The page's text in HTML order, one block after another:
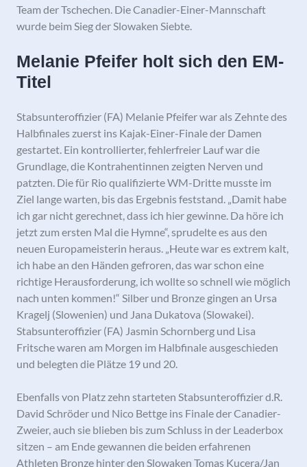
Team der Tschechen. Die Canadier-Einer-Mannschaft
wurde beim Sieg der Slowaken Siebte.
Melanie Pfeifer holt sich den EM-
Titel
Stabsunteroffizier (FA) Melanie Pfeifer war als Zehnte des
Halbfinales zuerst ins Kajak-Einer-Finale der Damen
gestartet. Ein kontrollierter, fehlerfreier Lauf war die
Grundlage, die Kontrahentinnen zeigten Nerven und
patzten. Die für Rio qualifizierte WM-Dritte musste im
Ziel lange warten, bis das Ergebnis feststand. „Damit habe
ich gar nicht gerechnet, dass ich hier gewinne. Da höre ich
jetzt zum ersten Mal die Hymne“, sprudelte es aus den
neuen Europameisterin heraus. „Heute war es extrem kalt,
ich habe an den Händen gefroren, das war schon eine
richtige Herausforderung, ich wollte so schnell wie möglich
nach unten kommen!“ Silber und Bronze gingen an Ursa
Kragelj (Slowenien) und Jana Dukatova (Slowakei).
Stabsunteroffizier (FA) Jasmin Schornberg und Lisa
Fritsche waren am Morgen im Halbfinale ausgeschieden
und belegten die Plätze 19 und 20.
Ebenfalls von Platz zehn starteten Stabsunteroffizier d.R.
David Schröder und Nico Bettge ins Finale der Canadier-
Zweier, auch sie blieben bis zum Schluss in der Leaderbox
sitzen – am Ende gewannen die beiden erfahrenen
Athleten Bronze hinter den Slowaken Tomas Kucera/Jan